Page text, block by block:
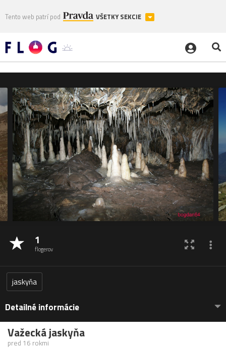
Tento web patrí pod VŠETKY SEKCIE
1
flogerov
jaskyňa
Detailné informácie
Važecká jaskyňa
pred 16 rokmi